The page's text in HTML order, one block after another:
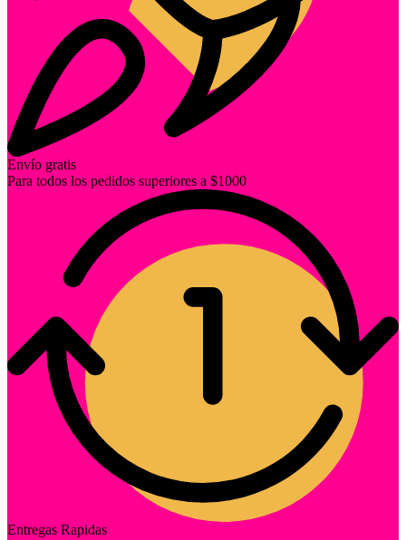
Envío gratis
Para todos los pedidos superiores a $1000
Entregas Rapidas